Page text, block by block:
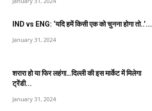
IND vs ENG: ‘यदि हमें किसी एक को चुनना होगा तो..’...
January 31, 2024
शरारा हो या फिर लहंगा…दिल्ली की इस मार्केट में मिलेगा
ट्रेंडी...
January 31, 2024